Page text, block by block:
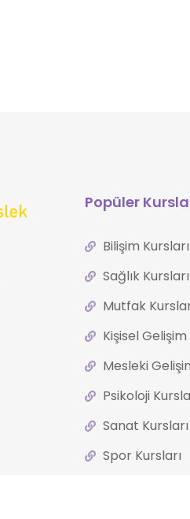
Popüler
Bilişim Kursları
Sağlık Kursları
Mutfak
Kişisel Gelişim
Mesleki
Psikoloji
Sanat Kursları
Spor Kursları